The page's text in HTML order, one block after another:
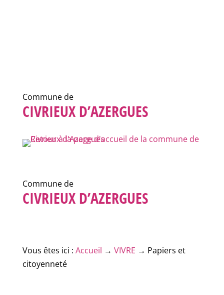
Commune de
CIVRIEUX D’AZERGUES
Commune de
CIVRIEUX D’AZERGUES
Vous êtes ici : Accueil → VIVRE → Papiers et
citoyenneté